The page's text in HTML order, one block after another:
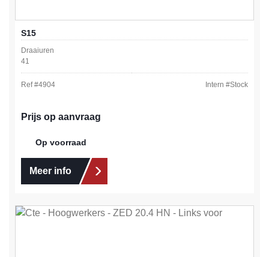
S15
Draaiuren
41
Ref #4904 Intern #Stock
Prijs op aanvraag
Op voorraad
Meer info